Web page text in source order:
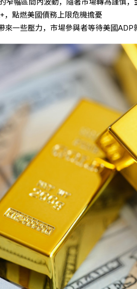
，點燃美國債務上限危機擔憂
來一些壓力，市場參與者等待美國ADP